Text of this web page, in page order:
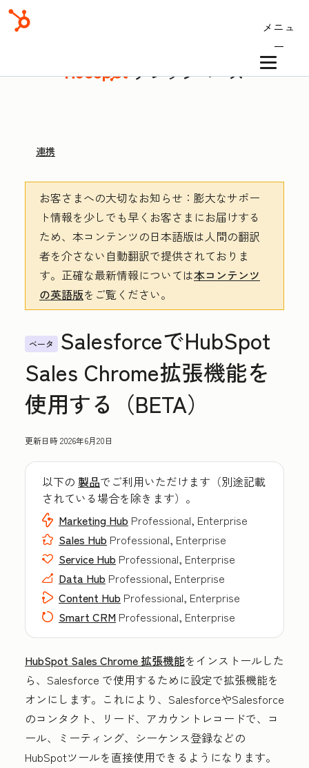
メニュ
ー
ナレッジベース
連携
お客さまへの大切なお知らせ ：膨大なサポー
ト情報を少しでも早くお客さまにお届けする
ため、本コンテンツの日本語版は人間の翻訳
者を介さない自動翻訳で提供されておりま
す。 正確な最新情報については本コンテンツ
の英語版をご覧ください。
ベータ
SalesforceでHubSpot
Sales Chrome拡張機能を
使用する（BETA）
更新日時2026年6月20日
以下の 製品でご利用いただけます（別途記載
されている場合を除きます）。
Marketing Hub Professional, Enterprise
Sales Hub Professional, Enterprise
Service Hub Professional, Enterprise
Data Hub Professional, Enterprise
Content Hub Professional, Enterprise
Smart CRM Professional, Enterprise
HubSpot Sales Chrome 拡張機能をインストールした
ら、Salesforce で使用するために設定で拡張機能を
オンにします。これにより、SalesforceやSalesforce
のコンタクト、リード、アカウントレコードで、コ
ール、ミーティング、シーケンス登録などの
HubSpotツールを直接使用できるようになります。